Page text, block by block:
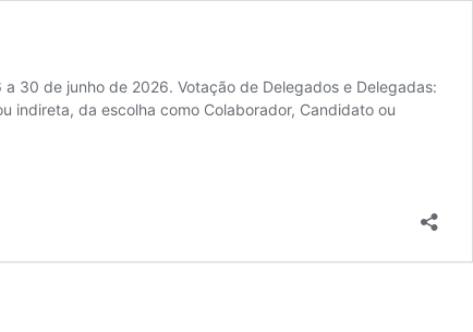
30 de junho de 2026. Votação de Delegados e Delegadas:
indireta, da escolha como Colaborador, Candidato ou